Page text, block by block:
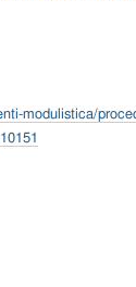
modulistica/